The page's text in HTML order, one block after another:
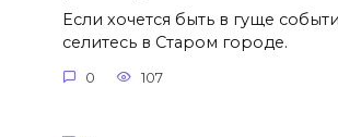
Если хочется быть в гуще
селитесь в Старом городе.
0 107